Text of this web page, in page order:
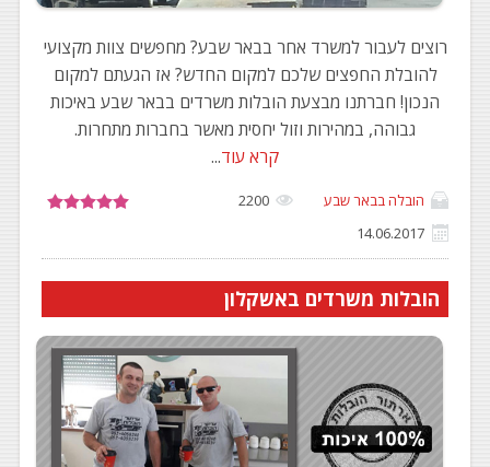
רוצים לעבור למשרד אחר בבאר שבע? מחפשים צוות מקצועי
להובלת החפצים שלכם למקום החדש? אז הגעתם למקום
הנכון! חברתנו מבצעת הובלות משרדים בבאר שבע באיכות
גבוהה, במהירות וזול יחסית מאשר בחברות מתחרות.
קרא עוד...
הובלה בבאר שבע
2200
14.06.2017
הובלות משרדים באשקלון